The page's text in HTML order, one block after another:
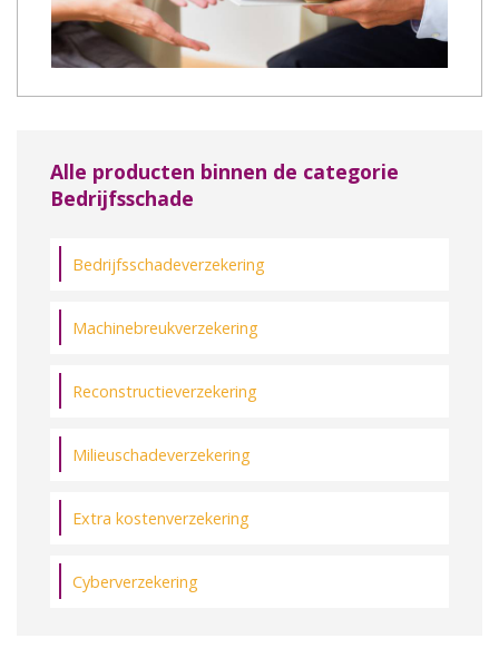
Alle producten binnen de categorie
Bedrijfsschade
Bedrijfsschadeverzekering
Machinebreukverzekering
Reconstructieverzekering
Milieuschadeverzekering
Extra kostenverzekering
Cyberverzekering